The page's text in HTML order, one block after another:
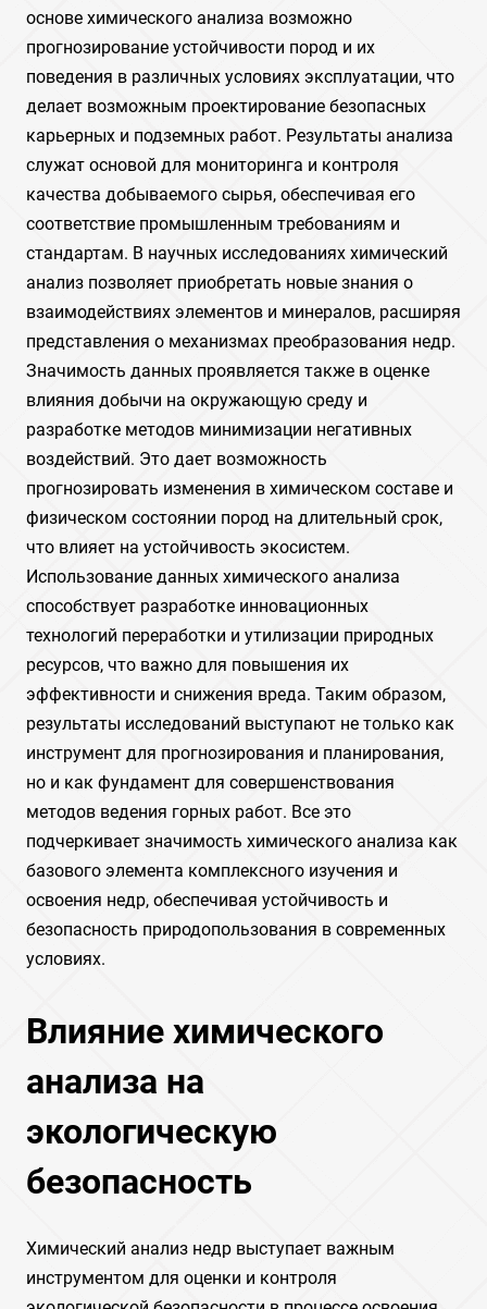
основе химического анализа возможно
прогнозирование устойчивости пород и их
поведения в различных условиях эксплуатации, что
делает возможным проектирование безопасных
карьерных и подземных работ. Результаты анализа
служат основой для мониторинга и контроля
качества добываемого сырья, обеспечивая его
соответствие промышленным требованиям и
стандартам. В научных исследованиях химический
анализ позволяет приобретать новые знания о
взаимодействиях элементов и минералов, расширяя
представления о механизмах преобразования недр.
Значимость данных проявляется также в оценке
влияния добычи на окружающую среду и
разработке методов минимизации негативных
воздействий. Это дает возможность
прогнозировать изменения в химическом составе и
физическом состоянии пород на длительный срок,
что влияет на устойчивость экосистем.
Использование данных химического анализа
способствует разработке инновационных
технологий переработки и утилизации природных
ресурсов, что важно для повышения их
эффективности и снижения вреда. Таким образом,
результаты исследований выступают не только как
инструмент для прогнозирования и планирования,
но и как фундамент для совершенствования
методов ведения горных работ. Все это
подчеркивает значимость химического анализа как
базового элемента комплексного изучения и
освоения недр, обеспечивая устойчивость и
безопасность природопользования в современных
условиях.
Влияние химического
анализа на
экологическую
безопасность
Химический анализ недр выступает важным
инструментом для оценки и контроля